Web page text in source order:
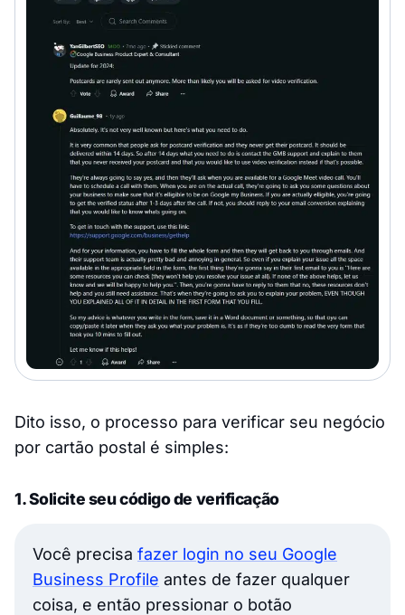
Dito isso, o processo para verificar seu negócio
por cartão postal é simples:
1. Solicite seu código de verificação
Você precisa fazer login no seu Google
Business Profile antes de fazer qualquer
coisa, e então pressionar o botão